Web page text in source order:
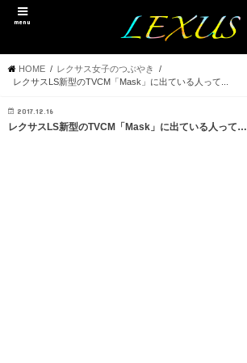
menu
HOME
レクサス女子のつぶやき
レクサスLS新型のTVCM「Mask」に出ている人って...
2017.12.16
レクサスLS新型のTVCM「Mask」に出ている人って…